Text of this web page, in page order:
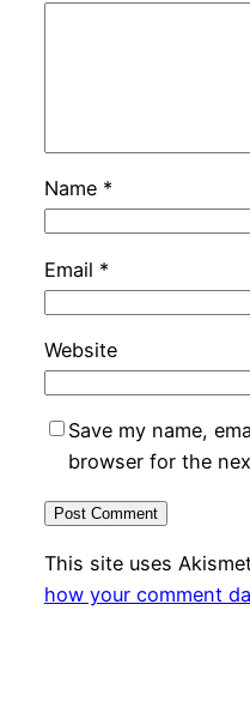
Name *
Email *
Website
Save my name,
browser for the
This site uses
how your comment